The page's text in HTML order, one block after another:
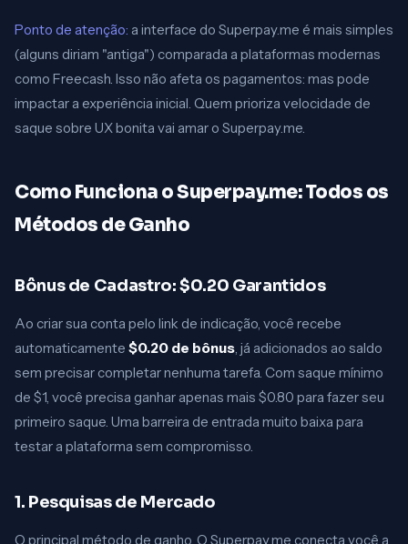
Ponto de atenção: a interface do Superpay.me é mais simples
(alguns diriam "antiga") comparada a plataformas modernas
como Freecash. Isso não afeta os pagamentos: mas pode
impactar a experiência inicial. Quem prioriza velocidade de
saque sobre UX bonita vai amar o Superpay.me.
Como Funciona o Superpay.me: Todos os
Métodos de Ganho
Bônus de Cadastro: $0.20 Garantidos
Ao criar sua conta pelo link de indicação, você recebe
automaticamente $0.20 de bônus, já adicionados ao saldo
sem precisar completar nenhuma tarefa. Com saque mínimo
de $1, você precisa ganhar apenas mais $0.80 para fazer seu
primeiro saque. Uma barreira de entrada muito baixa para
testar a plataforma sem compromisso.
1. Pesquisas de Mercado
O principal método de ganho. O Superpay.me conecta você a